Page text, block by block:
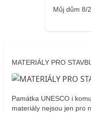
Můj dům 8/
MATERIÁLY PRO
Památka UNESCO i
materiály nejsou jen pro